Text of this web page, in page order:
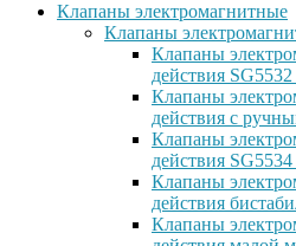
Клапаны электромагнитные
Клапаны
Клапаны
действия
Клапаны
действия с
Клапаны
действия
Клапаны
действия
Клапаны